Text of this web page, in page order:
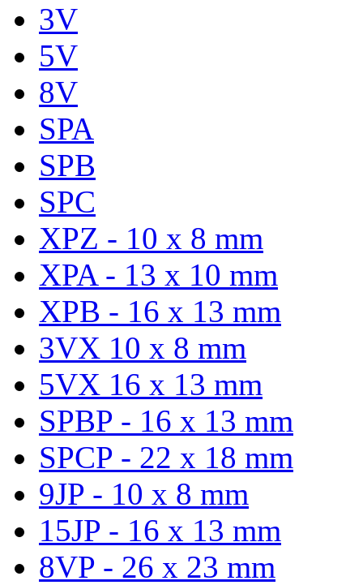
3V
5V
8V
SPA
SPB
SPC
XPZ - 10 x 8 mm
XPA - 13 x 10 mm
XPB - 16 x 13 mm
3VX 10 x 8 mm
5VX 16 x 13 mm
SPBP - 16 x 13 mm
SPCP - 22 x 18 mm
9JP - 10 x 8 mm
15JP - 16 x 13 mm
8VP - 26 x 23 mm